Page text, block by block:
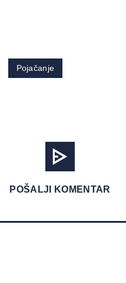
Pojačanje
POŠALJI KOMENTAR